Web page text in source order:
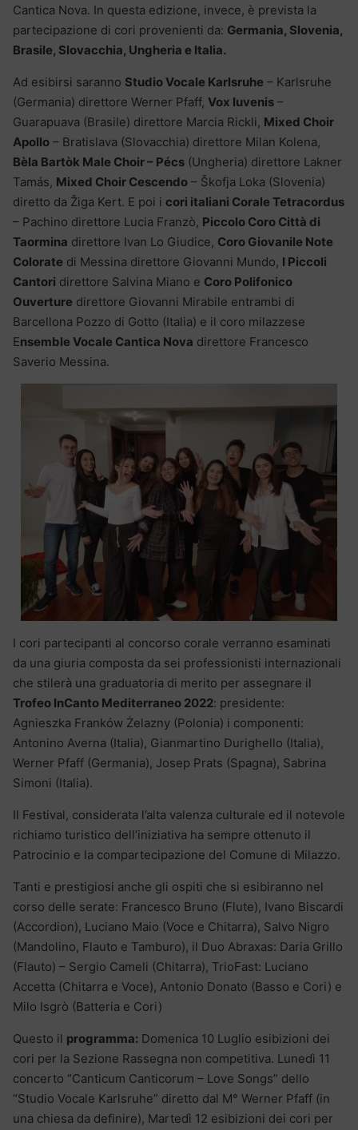
Cantica Nova. In questa edizione, invece, è prevista la
partecipazione di cori provenienti da: Germania, Slovenia,
Brasile, Slovacchia, Ungheria e Italia.
Ad esibirsi saranno Studio Vocale Karlsruhe – Karlsruhe
(Germania) direttore Werner Pfaff, Vox Iuvenis –
Guarapuava (Brasile) direttore Marcia Rickli, Mixed Choir
Apollo – Bratislava (Slovacchia) direttore Milan Kolena,
Bèla Bartòk Male Choir – Pécs (Ungheria) direttore Lakner
Tamás, Mixed Choir Cescendo – Škofja Loka (Slovenia)
diretto da Žiga Kert. E poi i cori italiani Corale Tetracordus
– Pachino direttore Lucia Franzò, Piccolo Coro Città di
Taormina direttore Ivan Lo Giudice, Coro Giovanile Note
Colorate di Messina direttore Giovanni Mundo, I Piccoli
Cantori direttore Salvina Miano e Coro Polifonico
Ouverture direttore Giovanni Mirabile entrambi di
Barcellona Pozzo di Gotto (Italia) e il coro milazzese
Ensemble Vocale Cantica Nova direttore Francesco
Saverio Messina.
I cori partecipanti al concorso corale verranno esaminati
da una giuria composta da sei professionisti internazionali
che stilerà una graduatoria di merito per assegnare il
Trofeo InCanto Mediterraneo 2022: presidente:
Agnieszka Franków Żelazny (Polonia) i componenti:
Antonino Averna (Italia), Gianmartino Durighello (Italia),
Werner Pfaff (Germania), Josep Prats (Spagna), Sabrina
Simoni (Italia).
Il Festival, considerata l’alta valenza culturale ed il notevole
richiamo turistico dell’iniziativa ha sempre ottenuto il
Patrocinio e la compartecipazione del Comune di Milazzo.
Tanti e prestigiosi anche gli ospiti che si esibiranno nel
corso delle serate: Francesco Bruno (Flute), Ivano Biscardi
(Accordion), Luciano Maio (Voce e Chitarra), Salvo Nigro
(Mandolino, Flauto e Tamburo), il Duo Abraxas: Daria Grillo
(Flauto) – Sergio Cameli (Chitarra), TrioFast: Luciano
Accetta (Chitarra e Voce), Antonio Donato (Basso e Cori) e
Milo Isgrò (Batteria e Cori)
Questo il programma: Domenica 10 Luglio esibizioni dei
cori per la Sezione Rassegna non competitiva. Lunedì 11
concerto “Canticum Canticorum – Love Songs” dello
“Studio Vocale Karlsruhe” diretto dal M° Werner Pfaff (in
una chiesa da definire), Martedì 12 esibizioni dei cori per